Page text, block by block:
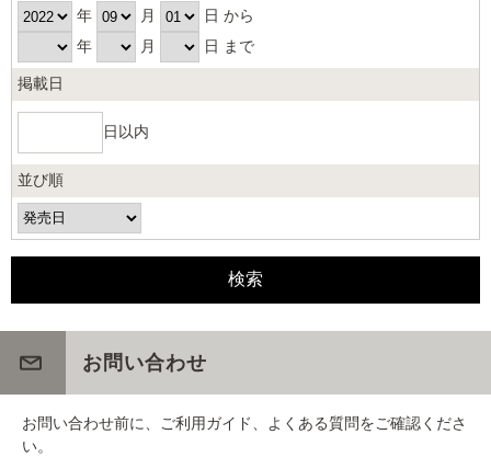
年 月
日 から
年
月 日 まで
掲載日
日以内
並び順
お問い合わせ
お問い合わせ前に、ご利用ガイド、よくある質問をご確認くださ
い。